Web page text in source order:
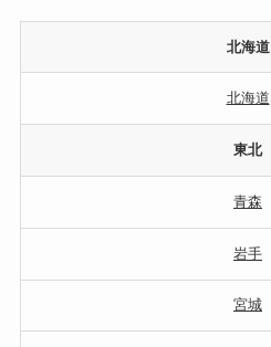
北海道
北海道
東北
青森
岩手
宮城